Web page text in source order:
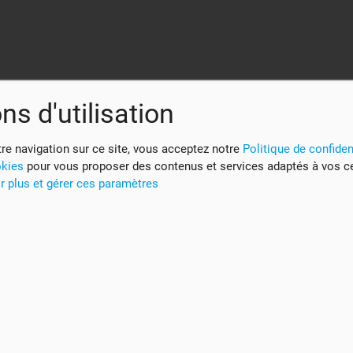
d'utilisation
navigation sur ce site, vous acceptez notre Politique de
pour vous proposer des contenus et services adaptés à vos
plus et gérer ces paramètres